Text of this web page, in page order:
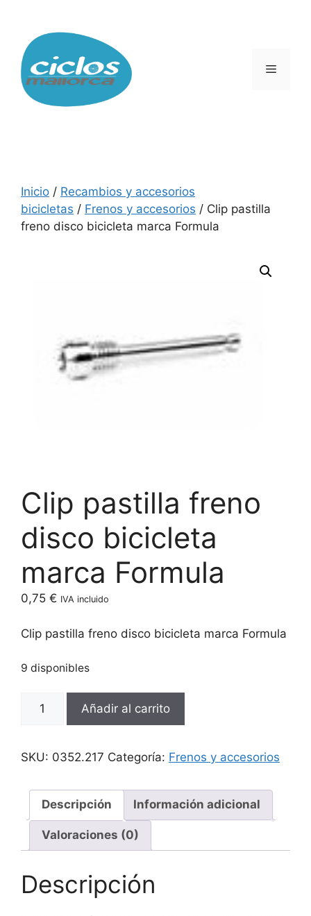
contenido
Menú
Inicio / Recambios y accesorios
bicicletas / Frenos y accesorios / Clip pastilla
freno disco bicicleta marca Formula
Clip pastilla freno
disco bicicleta
marca Formula
0,75 € IVA incluido
Clip pastilla freno disco bicicleta marca Formula
9 disponibles
pastilla
disco
marca
Formula
cantidad
Añadir al carrito
SKU: 0352.217 Categoría: Frenos y accesorios
Descripción Información adicional
Valoraciones (0)
Descripción